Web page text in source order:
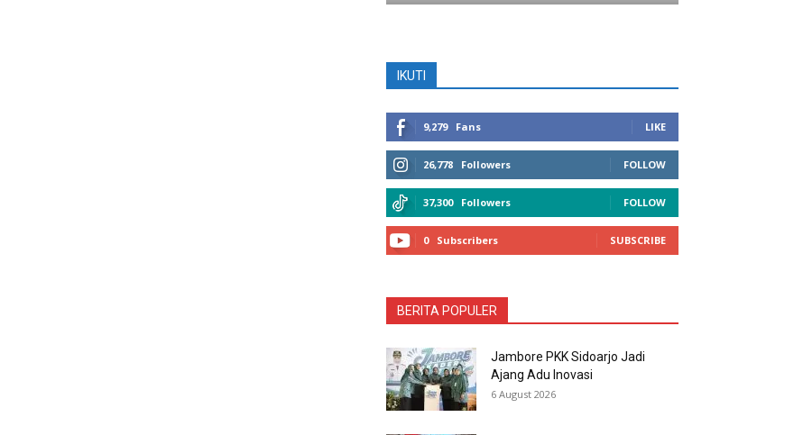
IKUTI
9,279 Fans LIKE
26,778 Followers FOLLOW
37,300 Followers FOLLOW
0 Subscribers SUBSCRIBE
BERITA POPULER
Jambore PKK Sidoarjo Jadi
Ajang Adu Inovasi
6 August 2026